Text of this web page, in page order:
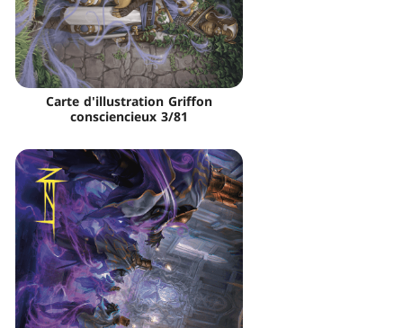
Carte d'illustration Griffon
consciencieux 3/81